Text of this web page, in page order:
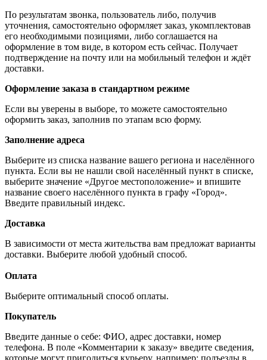
По результатам звонка, пользователь либо, получив
уточнения, самостоятельно оформляет заказ, укомплектовав
его необходимыми позициями, либо соглашается на
оформление в том виде, в котором есть сейчас. Получает
подтверждение на почту или на мобильный телефон и ждёт
доставки.
Оформление заказа в стандартном режиме
Если вы уверены в выборе, то можете самостоятельно
оформить заказ, заполнив по этапам всю форму.
Заполнение адреса
Выберите из списка название вашего региона и населённого
пункта. Если вы не нашли свой населённый пункт в списке,
выберите значение «Другое местоположение» и впишите
название своего населённого пункта в графу «Город».
Введите правильный индекс.
Доставка
В зависимости от места жительства вам предложат варианты
доставки. Выберите любой удобный способ.
Оплата
Выберите оптимальный способ оплаты.
Покупатель
Введите данные о себе: ФИО, адрес доставки, номер
телефона. В поле «Комментарии к заказу» введите сведения,
которые могут пригодиться курьеру, например: подъезды в